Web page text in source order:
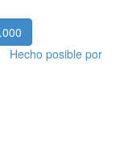
Hecho posible por